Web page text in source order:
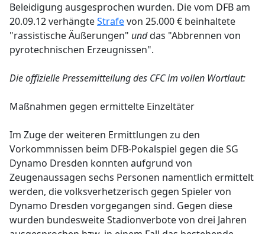
Beleidigung ausgesprochen wurden. Die vom DFB am
20.09.12 verhängteStrafevon 25.000 € beinhaltete
"rassistische Äußerungen" unddas "Abbrennen von
pyrotechnischen Erzeugnissen".
Die offizielle Pressemitteilung des CFC im vollen Wortlaut:
Maßnahmen gegen ermittelte Einzeltäter
Im Zuge der weiteren Ermittlungen zu den
Vorkommnissen beim DFB-Pokalspiel gegen die SG
Dynamo Dresden konnten aufgrund von
Zeugenaussagen sechs Personen namentlich ermittelt
werden, die volksverhetzerisch gegen Spieler von
Dynamo Dresden vorgegangen sind. Gegen diese
wurden bundesweite Stadionverbote von drei Jahren